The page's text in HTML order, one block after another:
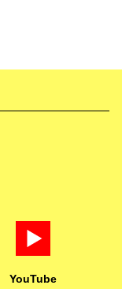
YouTube